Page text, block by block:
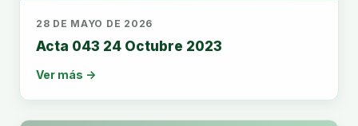
28 DE MAYO DE 2026
Acta 043 24 Octubre 2023
Ver más →